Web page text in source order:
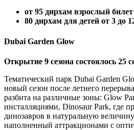
от 95 дирхам взрослый билет
80 дирхам для детей от 3 до
Dubai Garden Glow
Открытие 9 сезона состоялось 25
Тематический парк Dubai Garden
новый сезон после летнего
разбита на различные зоны: Glow
инсталляциями, Dinosaur Park, где
динозавров в натуральную
наполненный аттракционами с